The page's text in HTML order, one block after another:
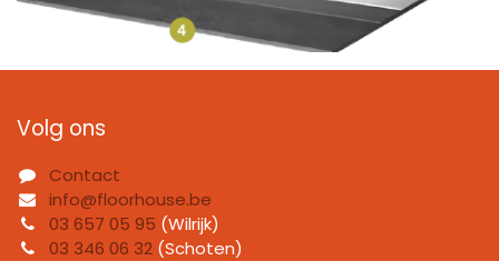
Volg ons
Contact
info@floorhouse.be
03 657 05 95 (Wilrijk)
03 346 06 32 (Schoten)